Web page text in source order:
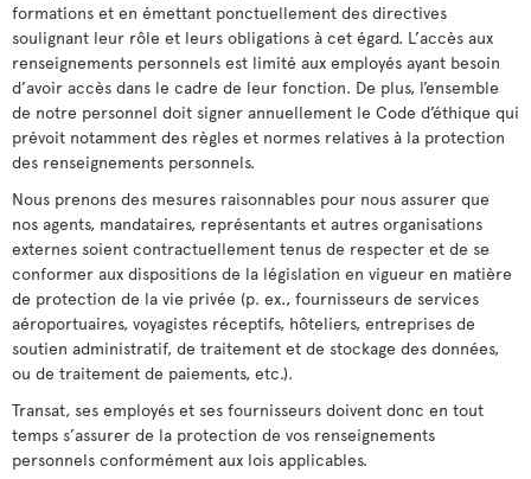
formations et en émettant ponctuellement des directives
soulignant leur rôle et leurs obligations à cet égard. L’accès aux
renseignements personnels est limité aux employés ayant besoin
d’avoir accès dans le cadre de leur fonction. De plus, l’ensemble
de notre personnel doit signer annuellement le Code d’éthique qui
prévoit notamment des règles et normes relatives à la protection
des renseignements personnels.
Nous prenons des mesures raisonnables pour nous assurer que
nos agents, mandataires, représentants et autres organisations
externes soient contractuellement tenus de respecter et de se
conformer aux dispositions de la législation en vigueur en matière
de protection de la vie privée (p. ex., fournisseurs de services
aéroportuaires, voyagistes réceptifs, hôteliers, entreprises de
soutien administratif, de traitement et de stockage des données,
ou de traitement de paiements, etc.).
Transat, ses employés et ses fournisseurs doivent donc en tout
temps s’assurer de la protection de vos renseignements
personnels conformément aux lois applicables.